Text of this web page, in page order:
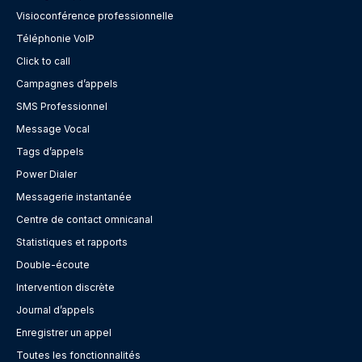
Visioconférence professionnelle
Téléphonie VoIP
Click to call
Campagnes d’appels
SMS Professionnel
Message Vocal
Tags d’appels
Power Dialer
Messagerie instantanée
Centre de contact omnicanal
Statistiques et rapports
Double-écoute
Intervention discrète
Journal d’appels
Enregistrer un appel
Toutes les fonctionnalités